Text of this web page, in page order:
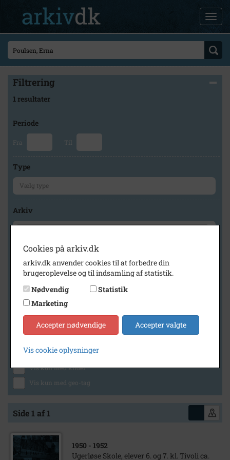
Filtrering
1 resultater
Periode
Fra Til
Type
Arkiv
Geografi
Generelt
Vis kun med billeder
Vis kun med lydklip
Vis kun med kilder
Vis kun med geo-tag
Side 1 af 1
1950 - 1952
Ugerløse Skole, elever 6. og 7. kl. Tivoli ca.
Cookies på arkiv.dk
arkiv.dk anvender cookies til at forbedre din
brugeroplevelse og til indsamling af statistik.
Nødvendig
Statistik
Marketing
Accepter nødvendige Accepter valgte
Vis cookie oplysninger